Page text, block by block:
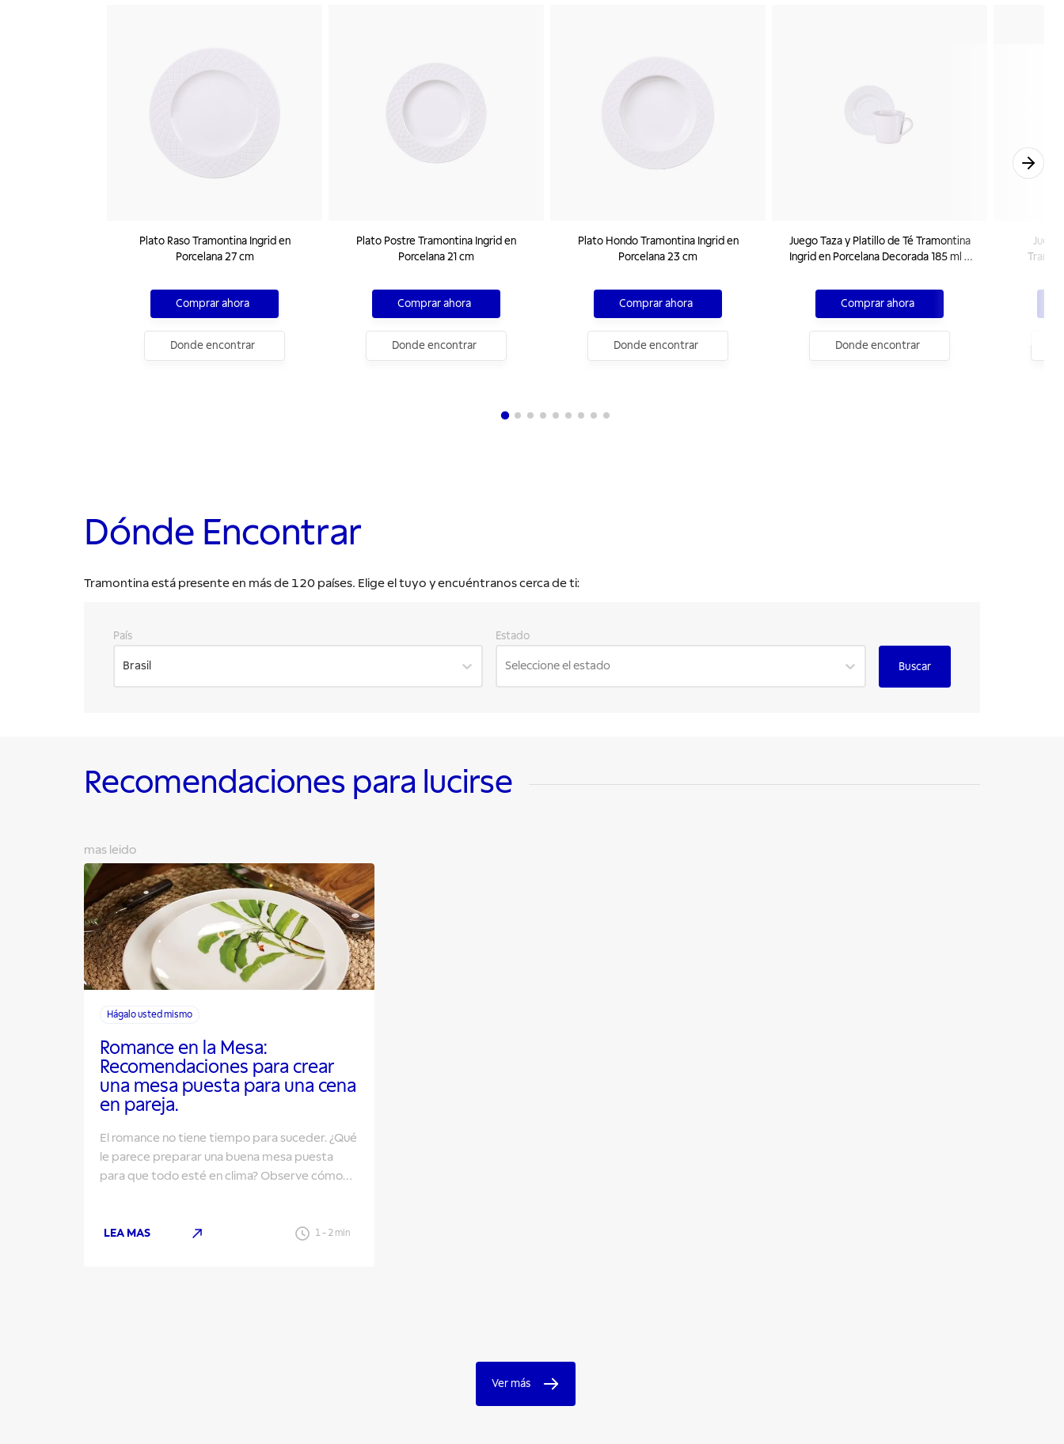
Plato Raso Tramontina Ingrid en
Porcelana 27 cm
Comprar ahora
Donde encontrar
Plato Postre Tramontina Ingrid en
Porcelana 21 cm
Comprar ahora
Donde encontrar
Plato Hondo Tramontina Ingrid en
Porcelana 23 cm
Comprar ahora
Donde encontrar
Juego Taza y Platillo de Té Tramontina
Ingrid en Porcelana Decorada 185 ml 2
Comprar ahora
Donde encontrar
Juego
Dónde Encontrar
Tramontina está presente en más de 120 países. Elige el tuyo y encuéntranos cerca de ti:
País
Brasil
Estado
Seleccione el estado Buscar
Recomendaciones para lucirse
mas leido
Hágalo usted mismo
Romance en la Mesa:
Recomendaciones para crear
una mesa puesta para una cena
en pareja.
El romance no tiene tiempo para suceder. ¿Qué
le parece preparar una buena mesa puesta
para que todo esté en clima? Observe cómo
LEA MAS 1- 2min
Ver más